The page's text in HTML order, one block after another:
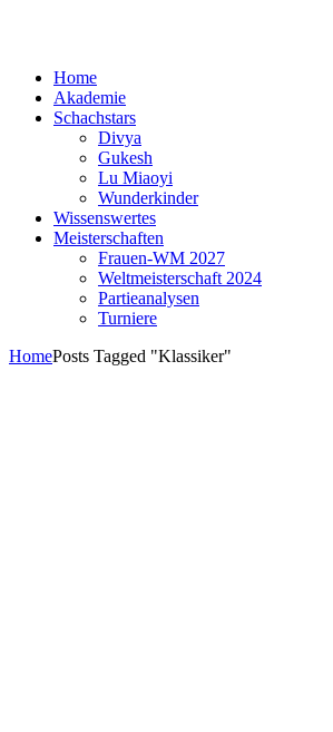
Home
Akademie
Schachstars
Divya
Gukesh
Lu Miaoyi
Wunderkinder
Wissenswertes
Meisterschaften
Frauen-WM 2027
Weltmeisterschaft 2024
Partieanalysen
Turniere
HomePosts Tagged "Klassiker"